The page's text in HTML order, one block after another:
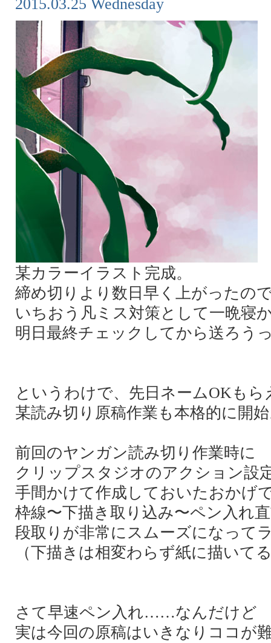
2015.03.25 Wednesday
某カラーイラスト完成。
締め切りより数日早く上がったの
いちおう凡ミス対策として一晩寝
明日最終チェックしてから送ろう
というわけで、先日ネームOKもら
某読み切り原稿作業も本格的に開
前回のヤンガン読み切り作業時に
クリップスタジオのアクション設
手間かけて作成しておいたおかげ
枠線〜下描き取り込み〜ペン入れ
段取りが非常にスムーズになって
（下描きは相変わらず紙に描いて
さて早速ペン入れ……なんだけど
実は今回の原稿はいきなりココが